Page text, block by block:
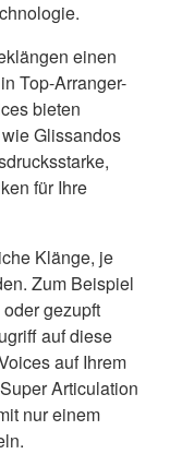
einen
Top-Arranger-
bieten
Glissandos
für Ihre
Klänge, je
Zum Beispiel
gezupft
auf diese
auf Ihrem
Articulation
nur einem